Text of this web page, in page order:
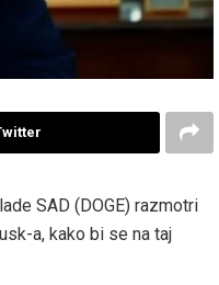
SAD (DOGE) razmotri
a, kako bi se na taj